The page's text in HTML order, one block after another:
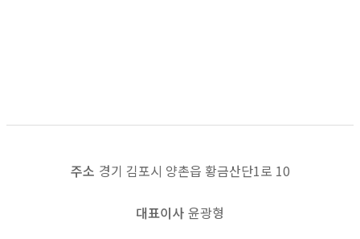
주소 경기 김포시 양촌읍 황금산단1로 10
대표이사 윤광형